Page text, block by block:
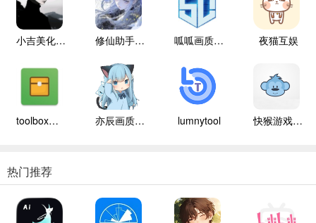
小吉美化包助手 修仙助手手机版 呱呱画质盒子 夜猫互娱
toolbox辅助器 亦辰画质大师 lumnytool 快猴游戏盒子
热门推荐